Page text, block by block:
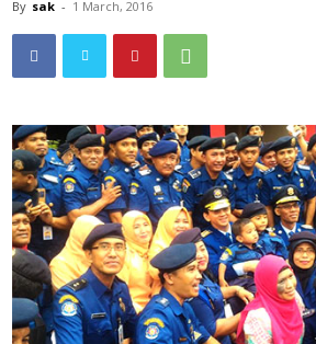
By sak - 1 March, 2016